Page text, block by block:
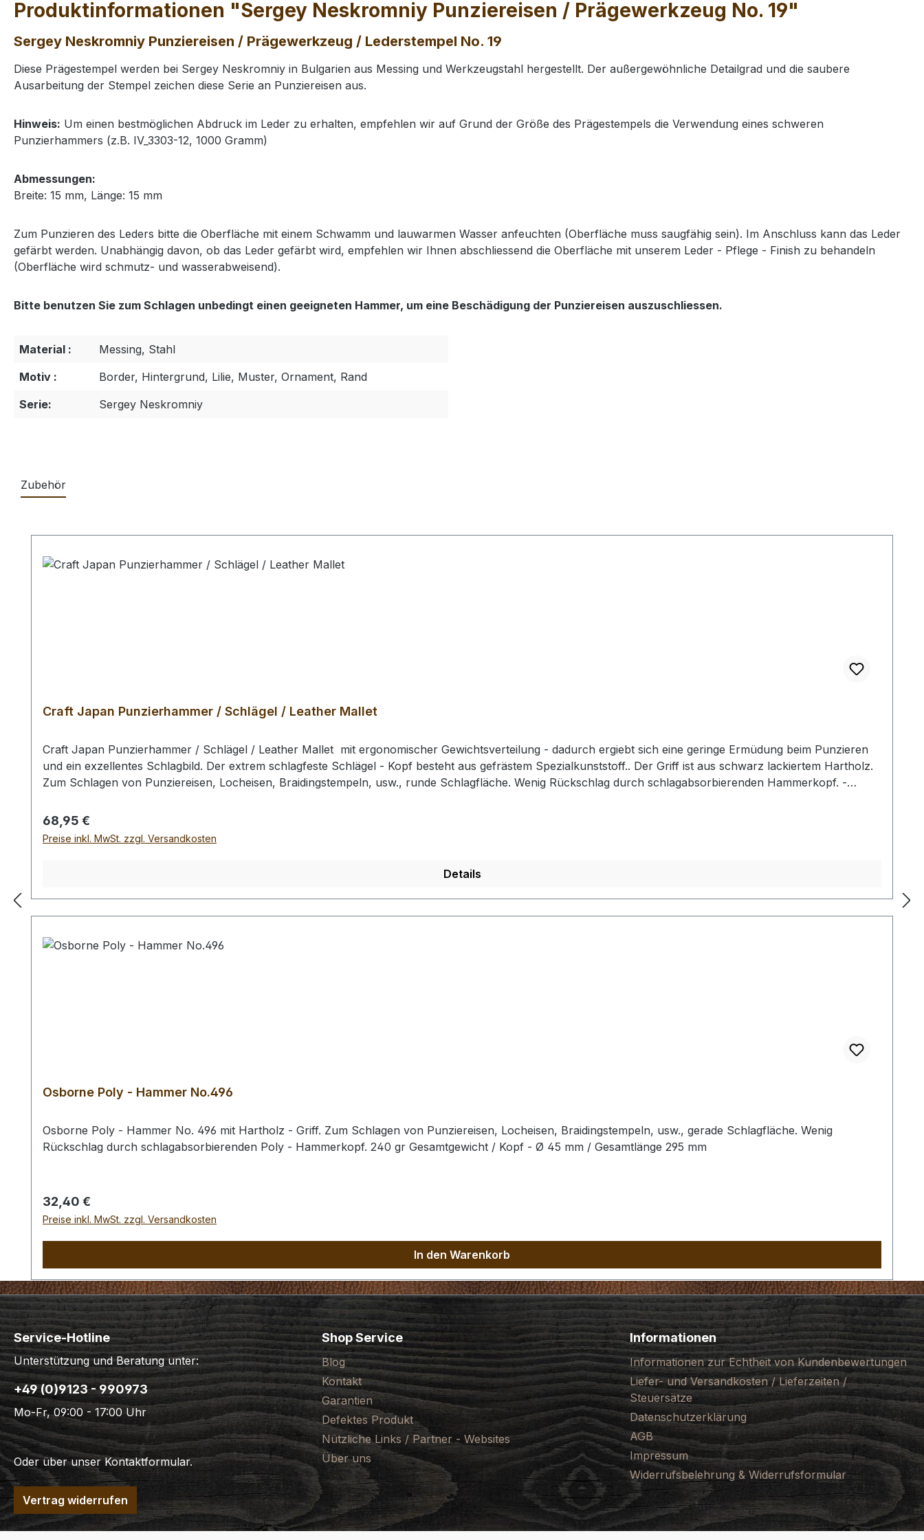
Produktinformationen "Sergey Neskromniy Punziereisen / Prägewerkzeug No. 19"
Sergey Neskromniy Punziereisen / Prägewerkzeug / Lederstempel No. 19
Diese Prägestempel werden bei Sergey Neskromniy in Bulgarien aus Messing und Werkzeugstahl hergestellt. Der außergewöhnliche Detailgrad und die saubere
Ausarbeitung der Stempel zeichen diese Serie an Punziereisen aus.
Hinweis: Um einen bestmöglichen Abdruck im Leder zu erhalten, empfehlen wir auf Grund der Größe des Prägestempels die Verwendung eines schweren
Punzierhammers (z.B. IV_3303-12, 1000 Gramm)
Abmessungen:
Breite: 15 mm, Länge: 15 mm
Zum Punzieren des Leders bitte die Oberfläche mit einem Schwamm und lauwarmen Wasser anfeuchten (Oberfläche muss saugfähig sein). Im Anschluss kann das Leder
gefärbt werden. Unabhängig davon, ob das Leder gefärbt wird, empfehlen wir Ihnen abschliessend die Oberfläche mit unserem Leder - Pflege - Finish zu behandeln
(Oberfläche wird schmutz- und wasserabweisend).
Bitte benutzen Sie zum Schlagen unbedingt einen geeigneten Hammer, um eine Beschädigung der Punziereisen auszuschliessen.
Material :
Messing, Stahl
Motiv :
Border, Hintergrund, Lilie, Muster, Ornament, Rand
Serie:
Sergey Neskromniy
Zubehör
Craft Japan Punzierhammer / Schlägel / Leather Mallet
Craft Japan Punzierhammer / Schlägel / Leather Mallet mit ergonomischer Gewichtsverteilung - dadurch ergiebt sich eine geringe Ermüdung beim Punzieren
und ein exzellentes Schlagbild. Der extrem schlagfeste Schlägel - Kopf besteht aus gefrästem Spezialkunststoff.. Der Griff ist aus schwarz lackiertem Hartholz.
Zum Schlagen von Punziereisen, Locheisen, Braidingstempeln, usw., runde Schlagfläche. Wenig Rückschlag durch schlagabsorbierenden Hammerkopf. -
gr / Kopf-Ø: 55 mm Bei einer Bestellung 1 Stück erhalten Sie 1 Craft Japan Punzierhammer / Schlägel / Leather Mallet der gewählten Ausführung.
Regulärer Preis:
68,95 €
Preise inkl. MwSt. zzgl. Versandkosten
Details
Osborne Poly - Hammer No.496
Osborne Poly - Hammer No. 496 mit Hartholz - Griff. Zum Schlagen von Punziereisen, Locheisen, Braidingstempeln, usw., gerade Schlagfläche. Wenig
Rückschlag durch schlagabsorbierenden Poly - Hammerkopf. 240 gr Gesamtgewicht / Kopf - Ø 45 mm / Gesamtlänge 295 mm
Regulärer Preis:
32,40 €
Preise inkl. MwSt. zzgl. Versandkosten
In den Warenkorb
Service-Hotline
Unterstützung und Beratung unter:
+49 (0)9123 - 990973
Mo-Fr, 09:00 - 17:00 Uhr
Oder über unserKontaktformular.
Vertrag widerrufen
Shop Service
Blog
Kontakt
Garantien
Defektes Produkt
Nützliche Links / Partner - Websites
Über uns
Informationen
Informationen zur Echtheit von Kundenbewertungen
Liefer- und Versandkosten / Lieferzeiten /
Steuersätze
Datenschutzerklärung
AGB
Impressum
Widerrufsbelehrung & Widerrufsformular